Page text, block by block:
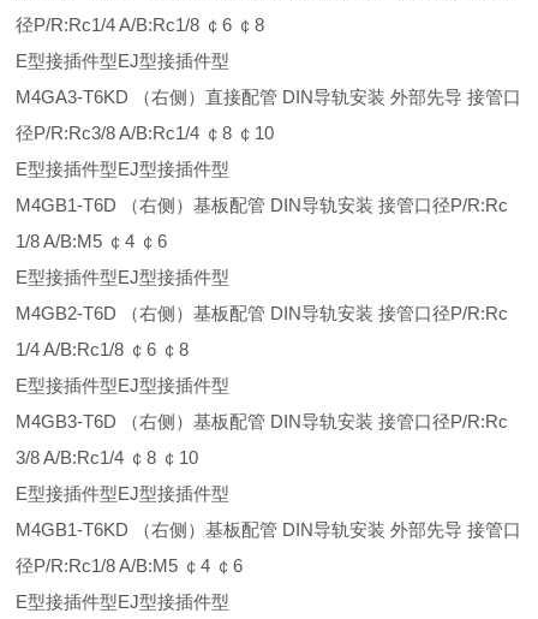
径P/R:Rc1/4 A/B:Rc1/8 ￠6 ￠8
E型接插件型EJ型接插件型
M4GA3-T6KD （右侧）直接配管 DIN导轨安装 外部先导 接管口
径P/R:Rc3/8 A/B:Rc1/4 ￠8 ￠10
E型接插件型EJ型接插件型
M4GB1-T6D （右侧）基板配管 DIN导轨安装 接管口径P/R:Rc
1/8 A/B:M5 ￠4 ￠6
E型接插件型EJ型接插件型
M4GB2-T6D （右侧）基板配管 DIN导轨安装 接管口径P/R:Rc
1/4 A/B:Rc1/8 ￠6 ￠8
E型接插件型EJ型接插件型
M4GB3-T6D （右侧）基板配管 DIN导轨安装 接管口径P/R:Rc
3/8 A/B:Rc1/4 ￠8 ￠10
E型接插件型EJ型接插件型
M4GB1-T6KD （右侧）基板配管 DIN导轨安装 外部先导 接管口
径P/R:Rc1/8 A/B:M5 ￠4 ￠6
E型接插件型EJ型接插件型